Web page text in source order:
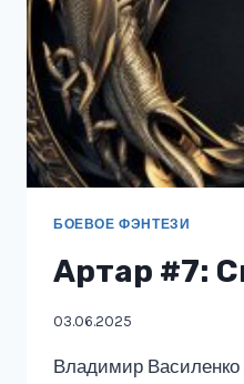
БОЕВОЕ ФЭНТЕЗИ
Артар #7:
03.06.2025
Владимир Василенко